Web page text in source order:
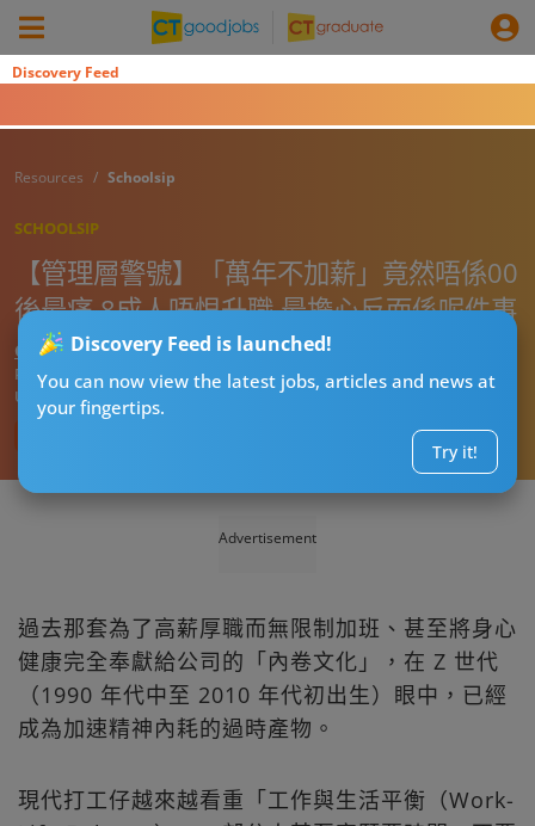
Discovery Feed
Discovery Feed is launched!
You can now view the latest jobs, articles and news at
your fingertips.
Try it!
Resources Schoolsip
SCHOOLSIP
【管理層警號】「萬年不加薪」竟然唔係00
後最痛 8成人唔恨升職 最擔心反而係呢件事
CTgoodjobs’ Editor
Published:
2026-07-09 08:15
Updated:
2026-07-09 08:15
Advertisement
過去那套為了高薪厚職而無限制加班、甚至將身心
健康完全奉獻給公司的「內卷文化」，在 Z 世代
（1990 年代中至 2010 年代初出生）眼中，已經
成為加速精神內耗的過時產物。
現代打工仔越來越看重「工作與生活平衡（Work-